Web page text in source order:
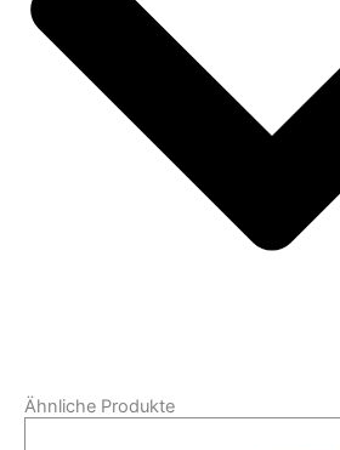
Ähnliche Produkte